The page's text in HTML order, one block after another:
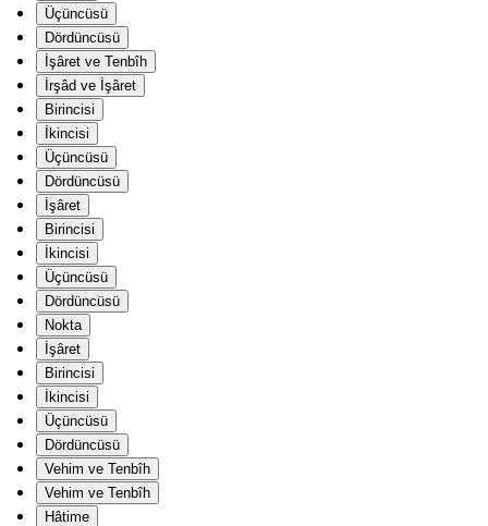
Üçüncüsü
Dördüncüsü
İşâret ve Tenbîh
İrşâd ve İşâret
Birincisi
İkincisi
Üçüncüsü
Dördüncüsü
İşâret
Birincisi
İkincisi
Üçüncüsü
Dördüncüsü
Nokta
İşâret
Birincisi
İkincisi
Üçüncüsü
Dördüncüsü
Vehim ve Tenbîh
Vehim ve Tenbîh
Hâtime